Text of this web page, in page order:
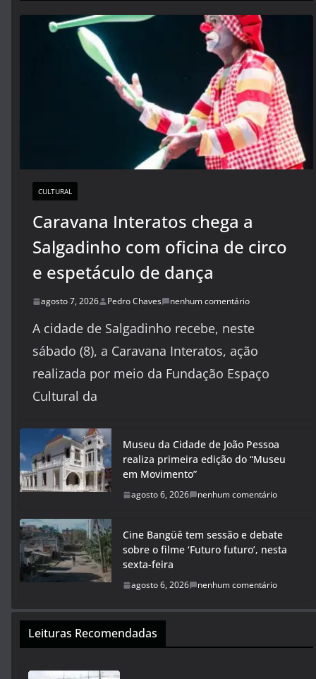
CULTURAL
Caravana Interatos chega a
Salgadinho com oficina de circo
e espetáculo de dança
agosto 7, 2026 Pedro Chaves nenhum comentário
A cidade de Salgadinho recebe, neste
sábado (8), a Caravana Interatos, ação
realizada por meio da Fundação Espaço
Cultural da
Museu da Cidade de João Pessoa
realiza primeira edição do “Museu
em Movimento”
agosto 6, 2026 nenhum comentário
Cine Bangüê tem sessão e debate
sobre o filme ‘Futuro futuro’, nesta
sexta-feira
agosto 6, 2026 nenhum comentário
Leituras Recomendadas